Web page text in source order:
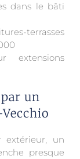
dans le bâti
terrasses
extensions
un
extérieur, un
presque